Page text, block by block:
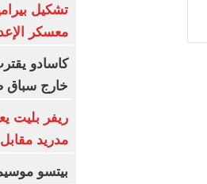
تشكيل
معسكر
كاسادو
خارج سباق
ريفر بليت
مدريد مقابل 20 مليون يورو
بيتسو